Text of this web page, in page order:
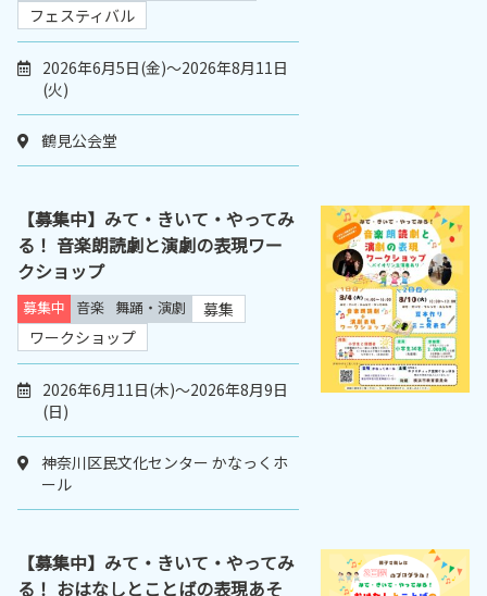
フェスティバル
2026年6月5日(金)～2026年8月11日
(火)
鶴見公会堂
【募集中】みて・きいて・やってみ
る！ 音楽朗読劇と演劇の表現ワー
クショップ
募集中 音楽 舞踊・演劇
募集
ワークショップ
2026年6月11日(木)～2026年8月9日
(日)
神奈川区民文化センター かなっくホ
ール
【募集中】みて・きいて・やってみ
る！ おはなしとことばの表現あそ